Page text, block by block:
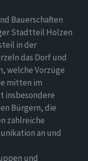
Bauerschaften
Stadtteil Holzen
in der
das Dorf und
welche Vorzüge
mitten im
insbesondere
Bürgern, die
zahlreiche
an und
und